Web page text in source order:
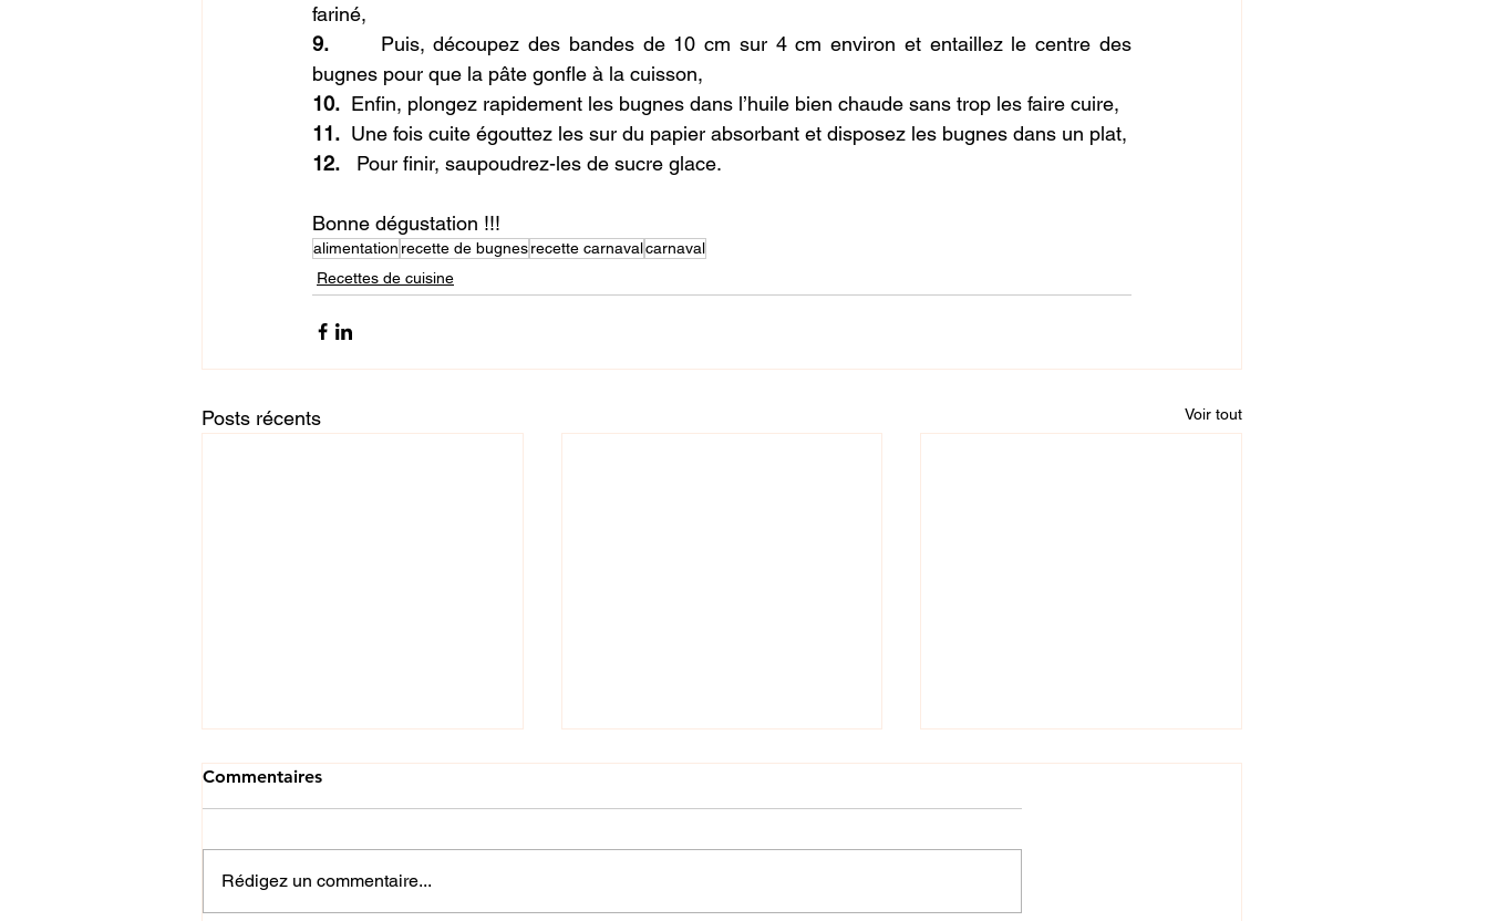
fariné,
9. Puis, découpez des bandes de 10 cm sur 4 cm environ et entaillez le centre des
bugnes pour que la pâte gonfle à la cuisson,
10. Enfin, plongez rapidement les bugnes dans l’huile bien chaude sans trop les faire cuire,
11. Une fois cuite égouttez les sur du papier absorbant et disposez les bugnes dans un plat,
12.
Pour finir, saupoudrez-les de sucre glace.
Bonne dégustation !!!
alimentation recette de bugnesrecette carnavalcarnaval
Recettes de cuisine
Posts récents Voir tout
Commentaires
Rédigez un commentaire...